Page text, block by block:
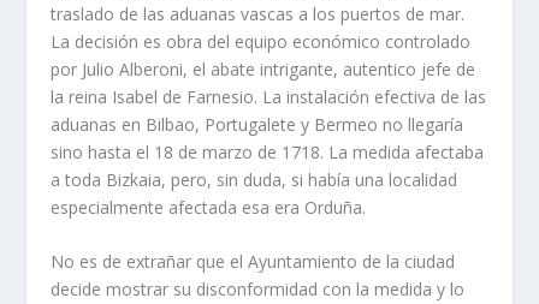
traslado de las aduanas vascas a los puertos de mar.
La decisión es obra del equipo económico controlado
por Julio Alberoni, el abate intrigante, autentico jefe de
la reina Isabel de Farnesio. La instalación efectiva de las
aduanas en Bilbao, Portugalete y Bermeo no llegaría
sino hasta el 18 de marzo de 1718. La medida afectaba
a toda Bizkaia, pero, sin duda, si había una localidad
especialmente afectada esa era Orduña.
No es de extrañar que el Ayuntamiento de la ciudad
decide mostrar su disconformidad con la medida y lo